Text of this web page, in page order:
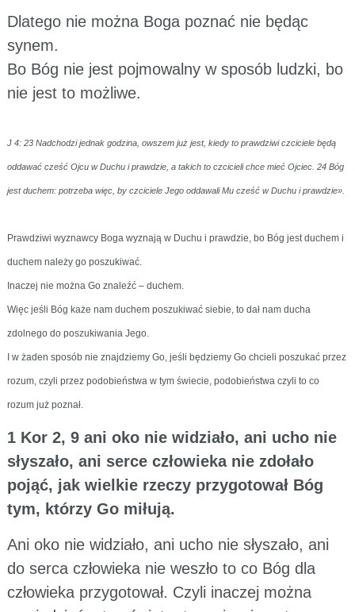
Dlatego nie można Boga poznać nie będąc
synem.
Bo Bóg nie jest pojmowalny w sposób ludzki, bo
nie jest to możliwe.
J 4: 23 Nadchodzi jednak godzina, owszem już jest, kiedy to prawdziwi czciciele będą
oddawać cześć Ojcu w Duchu i prawdzie, a takich to czcicieli chce mieć Ojciec. 24 Bóg
jest duchem: potrzeba więc, by czciciele Jego oddawali Mu cześć w Duchu i prawdzie».
Prawdziwi wyznawcy Boga wyznają w Duchu i prawdzie, bo Bóg jest duchem i
duchem należy go poszukiwać.
Inaczej nie można Go znaleźć – duchem.
Więc jeśli Bóg każe nam duchem poszukiwać siebie, to dał nam ducha
zdolnego do poszukiwania Jego.
I w żaden sposób nie znajdziemy Go, jeśli będziemy Go chcieli poszukać przez
rozum, czyli przez podobieństwa w tym świecie, podobieństwa czyli to co
rozum już poznał.
1 Kor 2, 9 ani oko nie widziało, ani ucho nie
słyszało, ani serce człowieka nie zdołało
pojąć, jak wielkie rzeczy przygotował Bóg
tym, którzy Go miłują.
Ani oko nie widziało, ani ucho nie słyszało, ani
do serca człowieka nie weszło to co Bóg dla
człowieka przygotował. Czyli inaczej można